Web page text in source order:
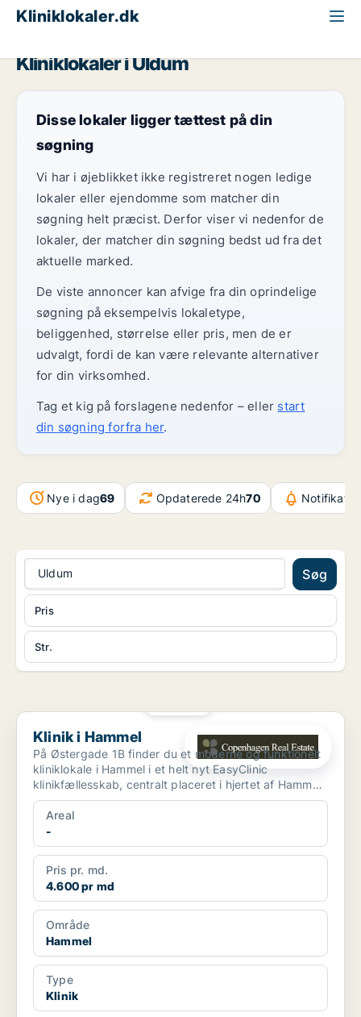
Kliniklokaler.dk
Kliniklokaler i Uldum
Disse lokaler ligger tættest på din
søgning
Vi har i øjeblikket ikke registreret nogen ledige
lokaler eller ejendomme som matcher din
søgning helt præcist. Derfor viser vi nedenfor de
lokaler, der matcher din søgning bedst ud fra det
aktuelle marked.
De viste annoncer kan afvige fra din oprindelige
søgning på eksempelvis lokaletype,
beliggenhed, størrelse eller pris, men de er
udvalgt, fordi de kan være relevante alternativer
for din virksomhed.
Tag et kig på forslagene nedenfor – eller start
din søgning forfra her.
Nye i dag69 Opdaterede 24h70
Uldum Søg
Str.
Pris
Klinik i Hammel
Klinik i Hammel
På Østergade 1B finder du et moderne og funktionelt
kliniklokale i Hammel i et helt nyt EasyClinic
klinikfællesskab, centralt placeret i hjertet af Hammel
by...
Areal
-
Pris pr. md.
4.600 pr md
Område
Hammel
Type
Klinik